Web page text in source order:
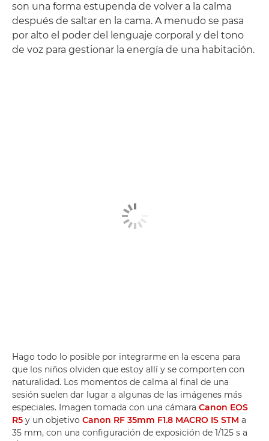
son una forma estupenda de volver a la calma
después de saltar en la cama. A menudo se pasa
por alto el poder del lenguaje corporal y del tono
de voz para gestionar la energía de una habitación.
Hago todo lo posible por integrarme en la escena para
que los niños olviden que estoy allí y se comporten con
naturalidad. Los momentos de calma al final de una
sesión suelen dar lugar a algunas de las imágenes más
especiales. Imagen tomada con una cámara Canon EOS
R5 y un objetivo Canon RF 35mm F1.8 MACRO IS STM a
35 mm, con una configuración de exposición de 1/125 s a